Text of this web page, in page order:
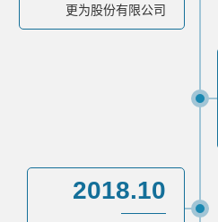
更为股份有限公司
2018.10